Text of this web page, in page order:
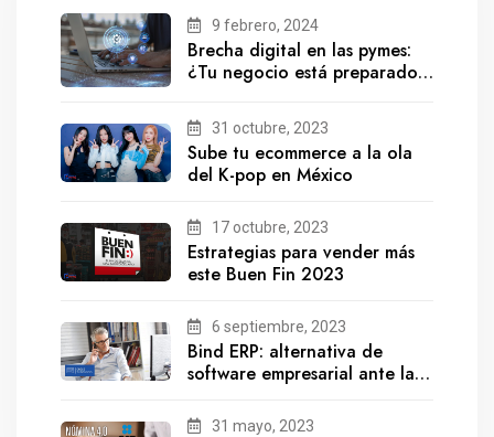
9 febrero, 2024
Brecha digital en las pymes:
¿Tu negocio está preparado
31 octubre, 2023
Sube tu ecommerce a la ola
del K-pop en México
17 octubre, 2023
Estrategias para vender más
este Buen Fin 2023
6 septiembre, 2023
Bind ERP: alternativa de
software empresarial ante la
31 mayo, 2023